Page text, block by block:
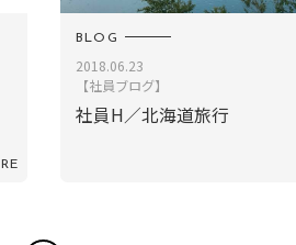
BLOG
2023.06.30
社員ブログ
社員IF／「ノートルダムの